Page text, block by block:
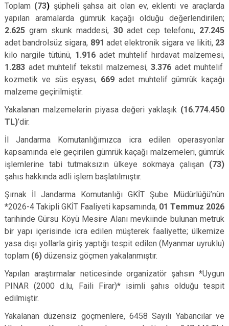
Toplam (73) şüpheli şahsa ait olan ev, eklenti ve araçlarda
yapılan aramalarda gümrük kaçağı olduğu değerlendirilen;
2.625gram skunk maddesi, 30 adet cep telefonu,27.245
adet bandrolsüz sigara, 891 adet elektronik sigara ve likiti,23
kilo nargile tütünü, 1.916 adet muhtelif hırdavat malzemesi,
1.283 adet muhtelif tekstil malzemesi,3.376 adet muhtelif
kozmetik ve süs eşyası, 669 adet muhtelif gümrük kaçağı
malzeme geçirilmiştir.
Yakalanan malzemelerin piyasa değeri yaklaşık (16.774.450
TL)’dir.
İl Jandarma Komutanlığımızca icra edilen operasyonlar
kapsamında ele geçirilen gümrük kaçağı malzemeleri, gümrük
işlemlerine tabi tutmaksızın ülkeye sokmaya çalışan (73)
şahıs hakkında adli işlem başlatılmıştır.
Şırnak İl Jandarma Komutanlığı GKİT Şube Müdürlüğü’nün
*2026-4 Takipli GKİT Faaliyeti kapsamında, 01 Temmuz 2026
tarihinde Gürsu Köyü Mesire Alanı mevkiinde bulunan metruk
bir yapı içerisinde icra edilen müşterek faaliyette; ülkemize
yasa dışı yollarla giriş yaptığı tespit edilen (Myanmar uyruklu)
toplam (6) düzensiz göçmen yakalanmıştır.
Yapılan araştırmalar neticesinde organizatör şahsın *Uygun
PINAR (2000 d.lu, Faili Firar)* isimli şahıs olduğu tespit
edilmiştir.
Yakalanan düzensiz göçmenlere, 6458 Sayılı Yabancılar ve